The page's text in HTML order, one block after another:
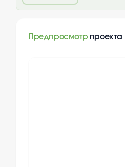
Предпросмотр проекта